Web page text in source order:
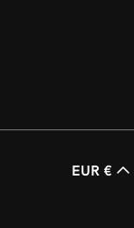
EUR €